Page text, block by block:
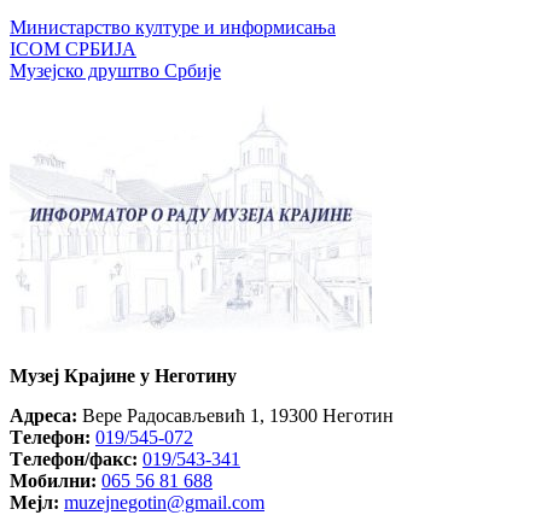
Министарство културе и информисања
ICOM СРБИЈА
Музејско друштво Србије
Музеј Крајине у Неготину
Aдреса: Вере Радосављевић 1, 19300 Неготин
Tелефон: 019/545-072
Tелефон/факс: 019/543-341
Mобилни: 065 56 81 688
Mејл: muzejnegotin@gmail.com